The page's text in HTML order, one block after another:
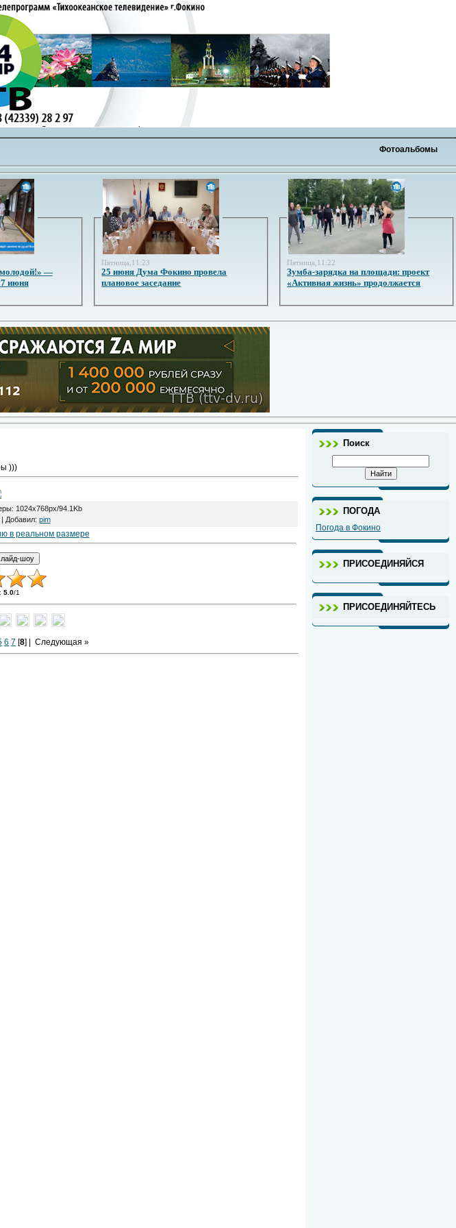
Фотоальбомы
молодой!» —
июня
Пятница,11:23
25 июня Дума Фокино провела
плановое заседание
Пятница,11:22
Зумба-зарядка на площади: проект
«Активная жизнь» продолжается
)))
: 1024x768px/94.1Kb
Добавил: pim
в реальном размере
5.0/1
6 7 [8] | Следующая »
Поиск
ПОГОДА
Погода в Фокино
ПРИСОЕДИНЯЙСЯ
ПРИСОЕДИНЯЙТЕСЬ